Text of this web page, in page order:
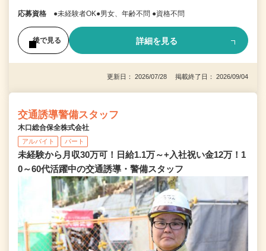
応募資格 ●未経験者OK●男女、年齢不問 ●資格不問
後で見る 詳細を見る
更新日： 2026/07/28 掲載終了日： 2026/09/04
交通誘導警備スタッフ
木口総合保全株式会社
アルバイト パート
未経験から月収30万可！日給1.1万～+入社祝い金12万！1
0～60代活躍中の交通誘導・警備スタッフ